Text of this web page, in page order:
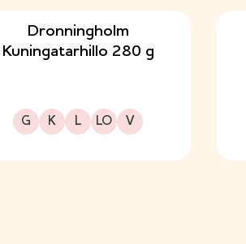
Dronningholm
Kuningatarhillo 280 g
G
Gluteeniton K
Kuitupitoinen L
Laktoositon LO
Sopii lakto-ovo ruokavalioon V
Sopii vegaaniseen ruokavalioon